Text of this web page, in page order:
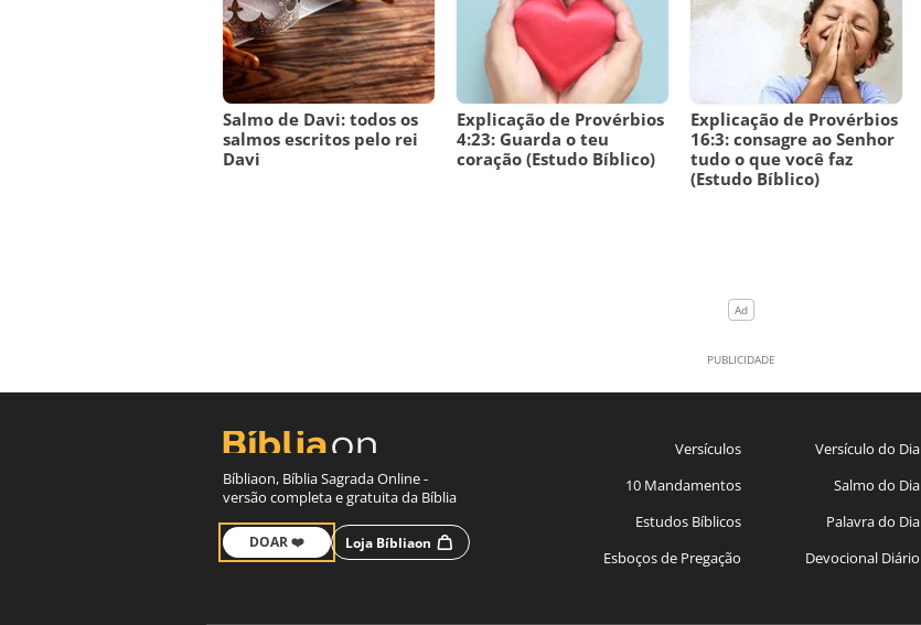
Salmo de Davi: todos os
salmos escritos pelo rei
Davi
Explicação de Provérbios
4:23: Guarda o teu
coração (Estudo Bíblico)
Explicação de Provérbios
16:3: consagre ao Senhor
tudo o que você faz
(Estudo Bíblico)
Bíbliaon, Bíblia Sagrada Online -
versão completa e gratuita da Bíblia
DOAR ❤️ Loja Bíbliaon
Versículos
10 Mandamentos
Estudos Bíblicos
Esboços de Pregação
Versículo do Dia
Salmo do Dia
Palavra do Dia
Devocional Diário